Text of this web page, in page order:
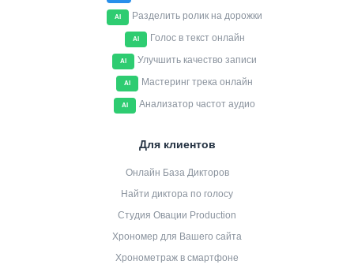
AI Разделить ролик на дорожки
AI Голос в текст онлайн
AI Улучшить качество записи
AI Мастеринг трека онлайн
AI Анализатор частот аудио
Для клиентов
Онлайн База Дикторов
Найти диктора по голосу
Студия Овации Production
Хрономер для Вашего сайта
Хронометраж в смартфоне